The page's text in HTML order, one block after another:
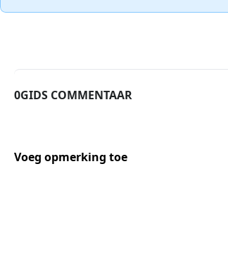
0GIDS COMMENTAAR
Voeg opmerking toe